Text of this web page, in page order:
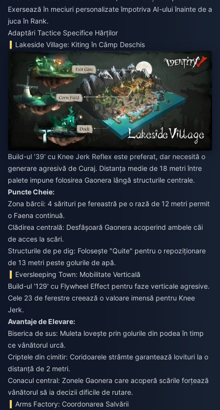
Exersează în meciuri personalizate împotriva AI-ului înainte de a
juca în Rank.
Adaptări Tactice Specifice Hărților
Lakeside Village: Kiting în Câmp Deschis
Build-ul '39' cu Knee Jerk Reflex este preferat, dar necesită o
generare agresivă de Curaj. Distanța medie de 18 metri între
palete impune folosirea Gaonera lângă structurile centrale.
Puncte Cheie:
Zona bărcii: 4 sărituri pe fereastră pe o rază de 12 metri permit
o Faena continuă.
Clădirea centrală: Desfășoară Gaonera acoperind ambele căi
de acces la scări.
Structurile de pe dig: Folosește "Quite" pentru o repoziționare
de 13 metri peste golurile de apă.
Eversleeping Town: Mobilitate Verticală
Build-ul '129' cu Flywheel Effect pentru faze verticale agresive.
Cele 23 de ferestre creează o valoare imensă pentru Knee
Jerk.
Avantaje de Elevare:
Biserica de sus: Muleta lovește prin golurile din podea în timp
ce vânătorul urcă.
Criptele din cimitir: Coridoarele strâmte garantează lovituri la o
distanță de 2 metri.
Conacul central: Zonele Gaonera care acoperă scările forțează
vânătorul să ia decizii dificile de rutare.
Arms Factory: Coordonarea Salvării